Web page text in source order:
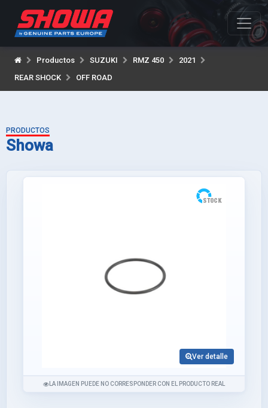
Productos SUZUKI RMZ 450
2021
REAR SHOCK
OFF ROAD
PRODUCTOS
Showa
Ver detalle
LA IMAGEN PUEDE NO CORRESPONDER CON EL PRODUCTO REAL